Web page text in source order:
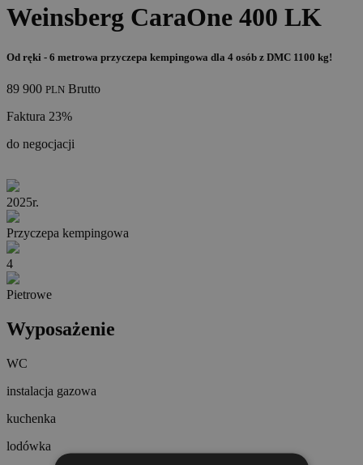
Weinsberg CaraOne 400 LK
Od ręki - 6 metrowa przyczepa kempingowa dla 4 osób z DMC 1100 kg!
89 900 PLN Brutto
Faktura 23%
do negocjacji
2025r.
Przyczepa kempingowa
4
Pietrowe
Wyposażenie
WC
instalacja gazowa
kuchenka
lodówka